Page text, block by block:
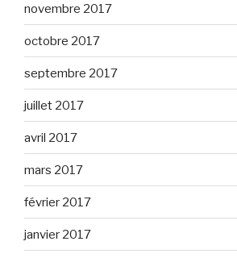
novembre 2017
octobre 2017
septembre 2017
juillet 2017
avril 2017
mars 2017
février 2017
janvier 2017